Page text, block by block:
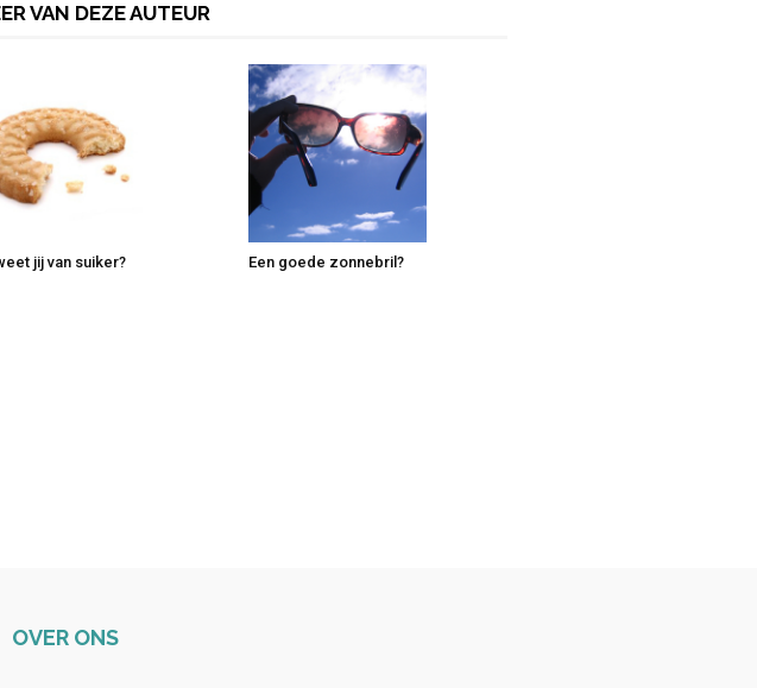
VAN DEZE AUTEUR
jij van suiker? Een goede zonnebril?
OVER ONS